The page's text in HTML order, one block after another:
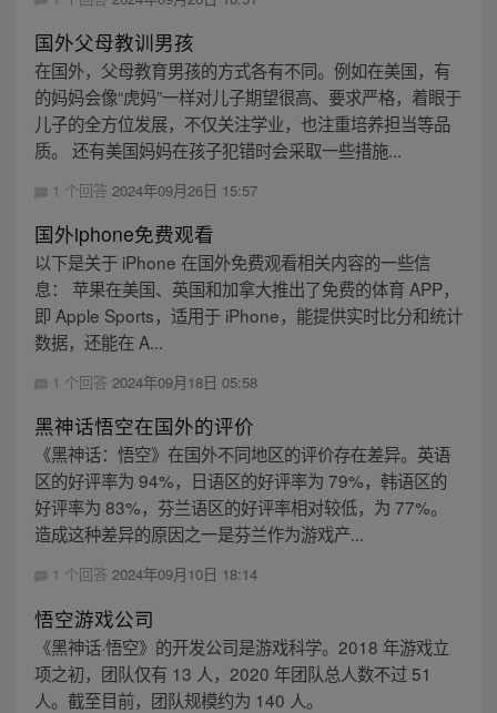
国外父母教训男孩
在国外，父母教育男孩的方式各有不同。例如在美国，有
的妈妈会像“虎妈”一样对儿子期望很高、要求严格，着眼于
儿子的全方位发展，不仅关注学业，也注重培养担当等品
质。 还有美国妈妈在孩子犯错时会采取一些措施...
1 个回答 2024年09月26日 15:57
国外iphone免费观看
以下是关于 iPhone 在国外免费观看相关内容的一些信
息： 苹果在美国、英国和加拿大推出了免费的体育 APP，
即 Apple Sports，适用于 iPhone，能提供实时比分和统计
数据，还能在 A...
1 个回答 2024年09月18日 05:58
黑神话悟空在国外的评价
《黑神话：悟空》在国外不同地区的评价存在差异。英语
区的好评率为 94%，日语区的好评率为 79%，韩语区的
好评率为 83%，芬兰语区的好评率相对较低，为 77%。
造成这种差异的原因之一是芬兰作为游戏产...
1 个回答 2024年09月10日 18:14
悟空游戏公司
《黑神话·悟空》的开发公司是游戏科学。2018 年游戏立
项之初，团队仅有 13 人，2020 年团队总人数不过 51
人。截至目前，团队规模约为 140 人。